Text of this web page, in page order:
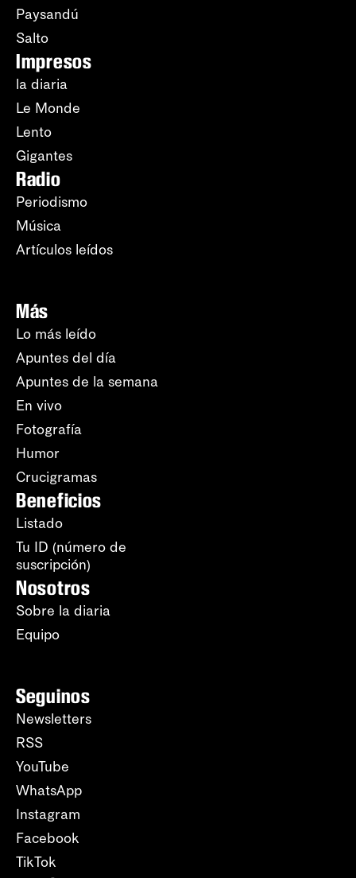
Paysandú
Salto
Impresos
la diaria
Le Monde
Lento
Gigantes
Radio
Periodismo
Música
Artículos leídos
Más
Lo más leído
Apuntes del día
Apuntes de la semana
En vivo
Fotografía
Humor
Crucigramas
Beneficios
Listado
Tu ID (número de
suscripción)
Nosotros
Sobre la diaria
Equipo
Seguinos
Newsletters
RSS
YouTube
WhatsApp
Instagram
Facebook
TikTok